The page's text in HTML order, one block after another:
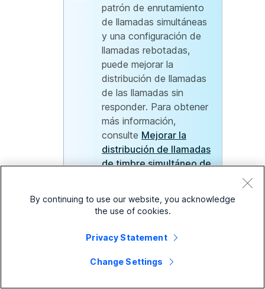
patrón de enrutamiento
de llamadas simultáneas
y una configuración de
llamadas rebotadas,
puede mejorar la
distribución de llamadas
de las llamadas sin
responder. Para obtener
más información,
consulte Mejorar la
distribución de llamadas
de timbre simultáneo de
Cuando se selecciona el
By continuing to use our website, you acknowledge
the use of cookies.
Privacy Statement
Change Settings